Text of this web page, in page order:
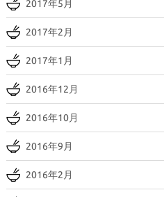
2017年5月
2017年2月
2017年1月
2016年12月
2016年10月
2016年9月
2016年2月